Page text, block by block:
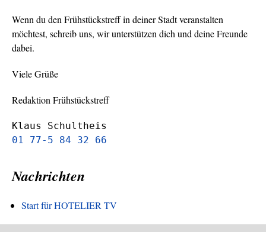
Wenn du den Frühstückstreff in deiner Stadt veranstalten
möchtest, schreib uns, wir unterstützen dich und deine Freunde
dabei.
Viele Grüße
Redaktion Frühstückstreff
Klaus Schultheis
01 77-5 84 32 66
Nachrichten
Start für HOTELIER TV